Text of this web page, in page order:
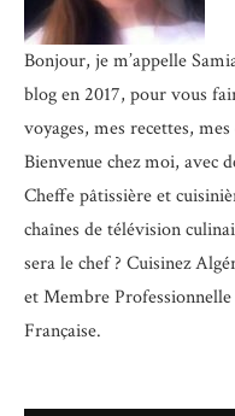
Bonjour, je m’appelle
blog en 2017, pour vous
voyages, mes recettes,
Bienvenue chez moi, avec
Cheffe pâtissière et
chaînes de télévision
sera le chef ? Cuisinez
etMembre
Française.